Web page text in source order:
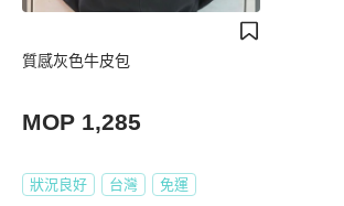
質感灰色牛皮包
MOP 1,285
狀況良好 台灣 免運